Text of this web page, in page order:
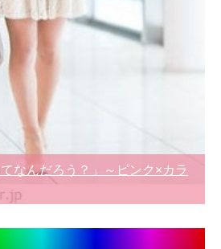
なんだろう？」～ピンク×カラ